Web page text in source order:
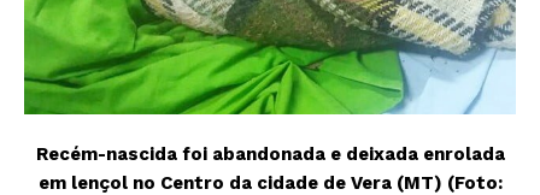
Recém-nascida foi abandonada e deixada enrolada
em lençol no Centro da cidade de Vera (MT) (Foto: